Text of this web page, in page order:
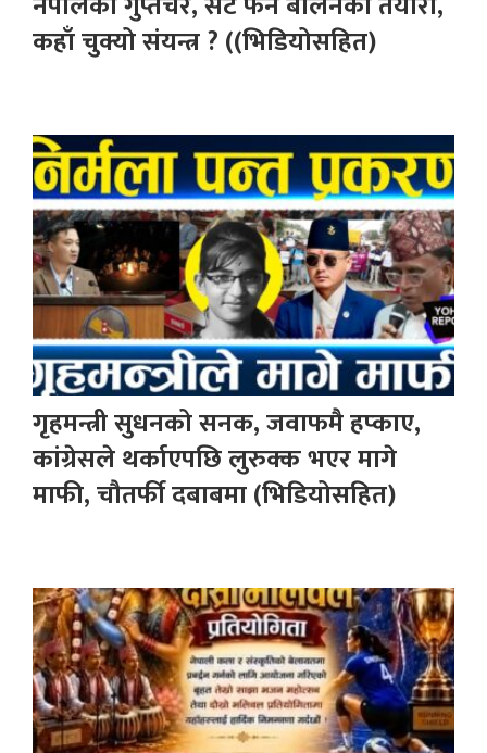
कहाँ चुक्यो संयन्त्र ? ((भिडियोसहित)
गृहमन्त्री सुधनको सनक, जवाफमै हप्काए,
कांग्रेसले थर्काएपछि लुरुक्क भएर मागे
माफी, चौतर्फी दबाबमा (भिडियोसहित)